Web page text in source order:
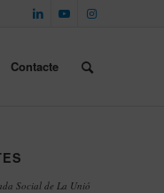
Contacte
Social de La Unió